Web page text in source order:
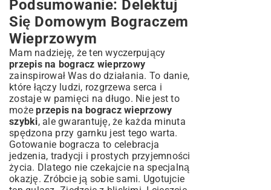
Podsumowanie: Delektuj
Się Domowym Bograczem
Wieprzowym
Mam nadzieję, że ten wyczerpujący
przepis na bogracz wieprzowy
zainspirował Was do działania. To danie,
które łączy ludzi, rozgrzewa serca i
zostaje w pamięci na długo. Nie jest to
możeprzepis na bogracz wieprzowy
szybki, ale gwarantuję, że każda minuta
spędzona przy garnku jest tego warta.
Gotowanie bogracza to celebracja
jedzenia, tradycji i prostych przyjemności
życia. Dlatego nie czekajcie na specjalną
okazję. Zróbcie ją sobie sami. Ugotujcie